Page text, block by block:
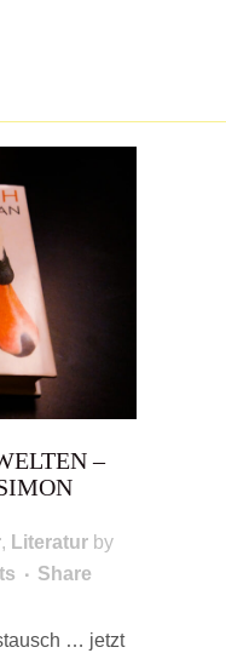
–
, Literatur by
Share
… jetzt